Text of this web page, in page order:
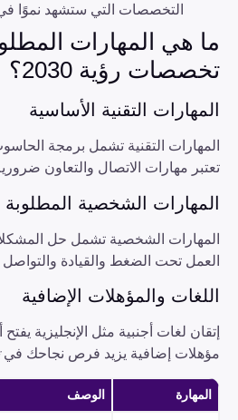
التخصصات التي ستشهد نموًا
ما هي المهارات
تخصصات رؤية 2030؟
المهارات التقنية الأساسية
المهارات التقنية تشمل برمجة
تعتبر مهارات الاتصال والتعاون
المهارات الشخصية المطلوبة
المهارات الشخصية تشمل حل
العمل تحت الضغط والقيادة
اللغات والمؤهلات الإضافية
إتقان لغات أجنبية مثل الإنجليزية
مؤهلات إضافية يزيد فرص نجاحك في
المهارة الوصف